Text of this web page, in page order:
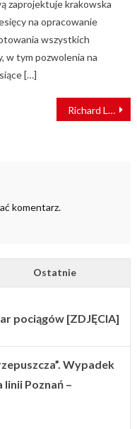
zaprojektuje krakowska
na opracowanie
wszystkich
w tym pozwolenia na
[…]
Richard Lutz prezesem DB
komentarz.
Ostatnie
pociągów [ZDJĘCIA]
Wypadek
Poznań –